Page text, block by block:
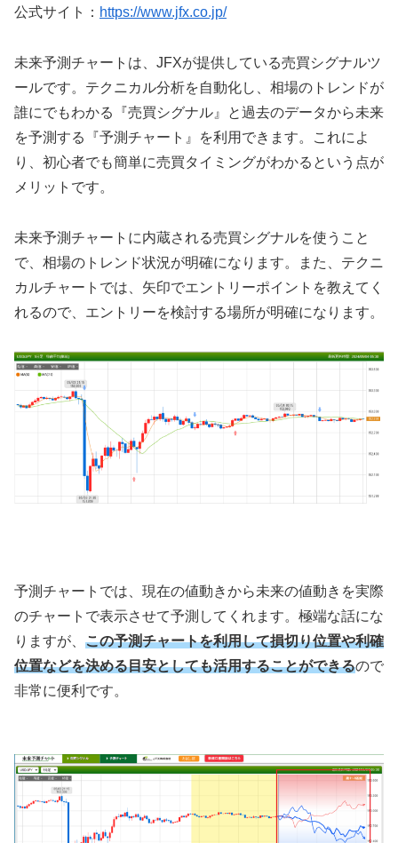
公式サイト： https://www.jfx.co.jp/
未来予測チャートは、 JFXが提供している売買シグナルツ
ールです。テクニカル分析を自動化し、相場のトレンドが
誰にでもわかる『売買シグナル』と過去のデータから未来
を予測する『予測チャート』を利用できます。これによ
り、初心者でも簡単に売買タイミングがわかるという点が
メリットです。
未来予測チャートに内蔵される売買シグナルを使うこと
で、相場のトレンド状況が明確になります。また、テクニ
カルチャートでは、矢印でエントリーポイントを教えてく
れるので、エントリーを検討する場所が明確になります。
予測チャートでは、現在の値動きから未来の値動きを実際
のチャートで表示させて予測してくれます。極端な話にな
りますが、 この予測チャートを利用して損切り位置や利確
位置などを決める目安としても活用することができるので
非常に便利です。